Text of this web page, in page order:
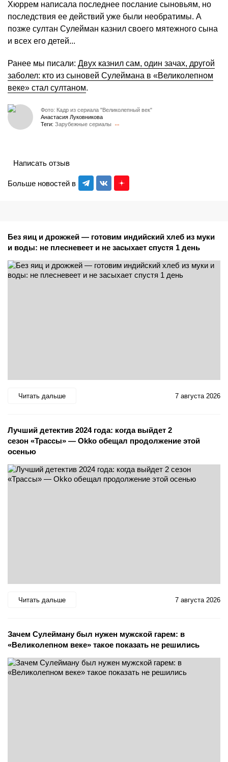
Хюррем написала последнее послание сыновьям, но
последствия ее действий уже были необратимы. А
позже султан Сулейман казнил своего мятежного сына
и всех его детей...
Ранее мы писали: Двух казнил сам, один зачах, другой
заболел: кто из сыновей Сулеймана в «Великолепном
веке» стал султаном.
Фото: Кадр из сериала "Великолепный век"
Анастасия Луковникова
Теги: Зарубежные сериалы
Больше новостей в
Написать отзыв
Без яиц и дрожжей — готовим индийский хлеб из муки
и воды: не плесневеет и не засыхает спустя 1 день
Читать дальше 7 августа 2026
Лучший детектив 2024 года: когда выйдет 2
сезон «Трассы» — Okko обещал продолжение этой
осенью
Читать дальше 7 августа 2026
Зачем Сулейману был нужен мужской гарем: в
«Великолепном веке» такое показать не решились